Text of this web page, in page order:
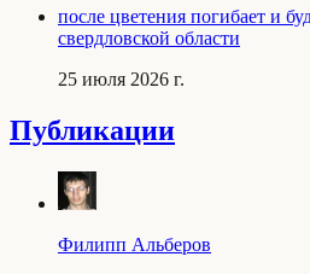
после цветения погибает и
свердловской области
25 июля 2026 г.
Публикации
Филипп Альберов